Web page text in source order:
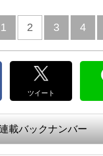
前
1 2 3 4
ツイート
載バックナンバー